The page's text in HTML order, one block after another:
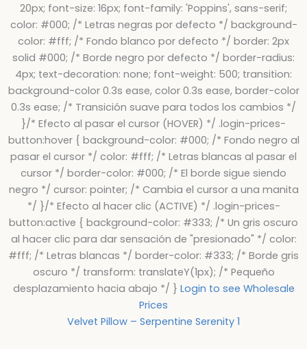
20px; font-size: 16px; font-family: 'Poppins', sans-serif;
color: #000; /* Letras negras por defecto */ background-
color: #fff; /* Fondo blanco por defecto */ border: 2px
solid #000; /* Borde negro por defecto */ border-radius:
4px; text-decoration: none; font-weight: 500; transition:
background-color 0.3s ease, color 0.3s ease, border-color
0.3s ease; /* Transición suave para todos los cambios */
}/* Efecto al pasar el cursor (HOVER) */ .login-prices-
button:hover { background-color: #000; /* Fondo negro al
pasar el cursor */ color: #fff; /* Letras blancas al pasar el
cursor */ border-color: #000; /* El borde sigue siendo
negro */ cursor: pointer; /* Cambia el cursor a una manita
*/ }/* Efecto al hacer clic (ACTIVE) */ .login-prices-
button:active { background-color: #333; /* Un gris oscuro
al hacer clic para dar sensación de "presionado" */ color:
#fff; /* Letras blancas */ border-color: #333; /* Borde gris
oscuro */ transform: translateY(1px); /* Pequeño
desplazamiento hacia abajo */ } Login to see Wholesale
Prices
Velvet Pillow – Serpentine Serenity 1